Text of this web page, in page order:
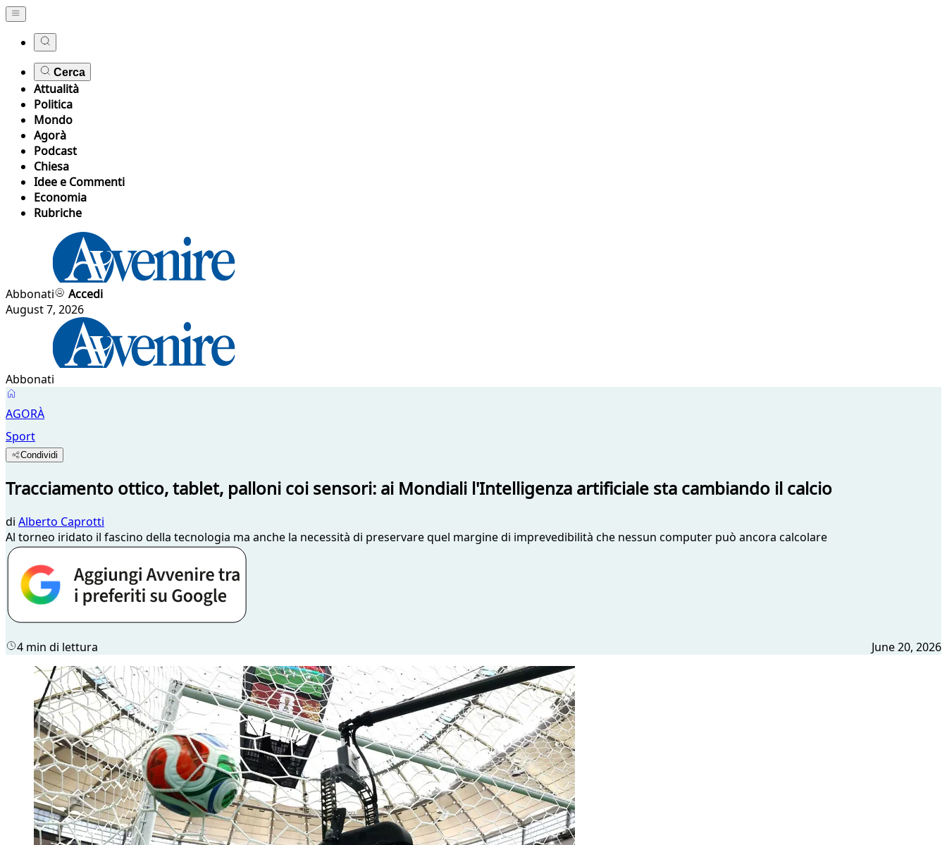
Cerca
Attualità
Politica
Mondo
Agorà
Podcast
Chiesa
Idee e Commenti
Economia
Rubriche
Abbonati
Accedi
August 7, 2026
Abbonati
AGORÀ
Sport
Condividi
Tracciamento ottico, tablet, palloni coi sensori: ai Mondiali l'Intelligenza artificiale sta cambiando il calcio
di Alberto Caprotti
Al torneo iridato il fascino della tecnologia ma anche la necessità di preservare quel margine di imprevedibilità che nessun computer può ancora calcolare
4 min di lettura June 20, 2026